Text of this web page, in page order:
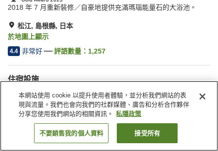
2018 年 7 月重新裝修／自豪地提供充滿瑪瑙能量石的大浴池。
松江, 島根縣, 日本
於地圖上顯示
4.4 非常好 評語數量： 1,257
住宿設施
停車場
水療/美容院
餐廳
休息室
日本 島根縣 松江 玉造格蘭酒店長生閣
找客房
本網站使用 cookie 以提升使用者體驗，並分析我們網站的表
現與流量。我們也會向我們的社群媒體、廣告和分析合作夥伴
分享您使用我們網站的相關資訊。
私隱政策
不要銷售我的個人資料 接受所有